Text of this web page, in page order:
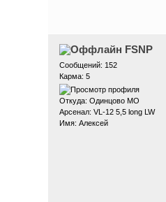
FSNP
Сообщений: 152
Карма: 5
Откуда: Одинцово МО
Арсенал: VL-12 5,5 long LW
Имя: Алексей